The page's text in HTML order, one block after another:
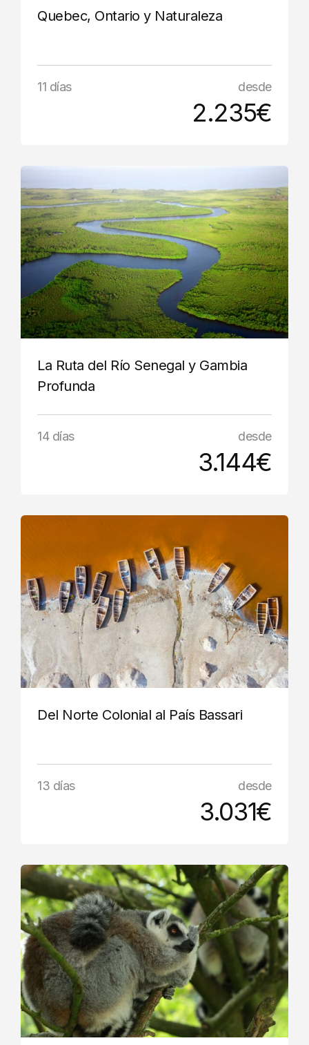
Quebec, Ontario y Naturaleza
11 días desde
2.235€
La Ruta del Río Senegal y Gambia
Profunda
14 días desde
3.144€
Del Norte Colonial al País Bassari
13 días desde
3.031€